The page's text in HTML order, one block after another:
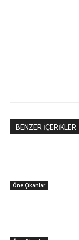
BENZER İÇERİKLER
Öne Çıkanlar